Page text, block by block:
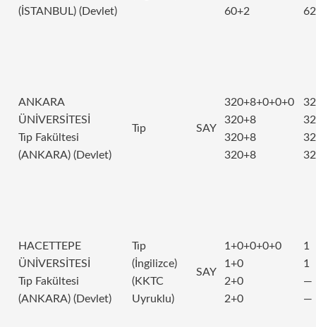
(İSTANBUL) (Devlet)
60+2
62
ANKARA
ÜNİVERSİTESİ
Tıp Fakültesi
(ANKARA) (Devlet)
Tıp SAY
320+8+0+0+0
320+8
320+8
320+8
HACETTEPE
ÜNİVERSİTESİ
Tıp Fakültesi
(ANKARA) (Devlet)
Tıp
(İngilizce)
(KKTC
Uyruklu)
SAY
1+0+0+0+0
1+0
2+0
2+0
1
1
—
—